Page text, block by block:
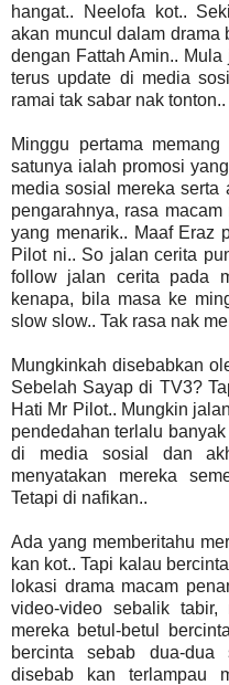
hangat.. Neelofa kot..
akan muncul dalam drama
dengan Fattah Amin..
terus update di media
ramai tak sabar nak
Minggu pertama
satunya ialah promosi
media sosial mereka
pengarahnya, rasa
yang menarik.. Maaf Eraz
Pilot ni.. So jalan cerita
follow jalan cerita pada
kenapa, bila masa ke
slow slow.. Tak rasa nak
Mungkinkah disebabkan
Sebelah Sayap di TV3?
Hati Mr Pilot.. Mungkin
pendedahan terlalu
di media sosial dan
menyatakan mereka
Tetapi di nafikan..
Ada yang memberitahu
kan kot.. Tapi kalau
lokasi drama macam
video-video sebalik tabir,
mereka betul-betul
bercinta sebab dua-dua
disebab kan terlampau